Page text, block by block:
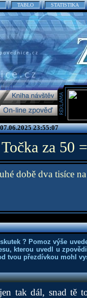
TABLO STATISTIKA
23:55:07
Točka za 50
době dva tisíce
? Pomoz výše
kterou uvedl u
tvou přezdívkou mohl
tak dál, snad tě